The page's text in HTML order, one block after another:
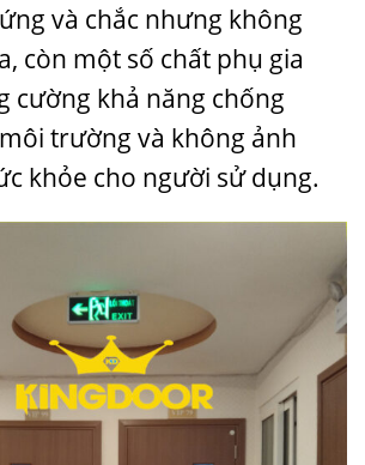
và chắc nhưng không
còn một số chất phụ gia
cường khả năng chống
trường và không ảnh
khỏe cho người sử dụng.